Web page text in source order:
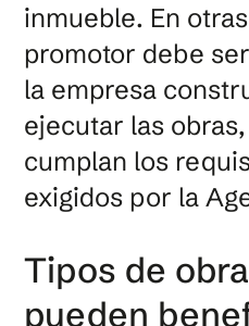
inmueble. En
promotor debe
la empresa
ejecutar las
cumplan los
exigidos por la
Tipos de
pueden